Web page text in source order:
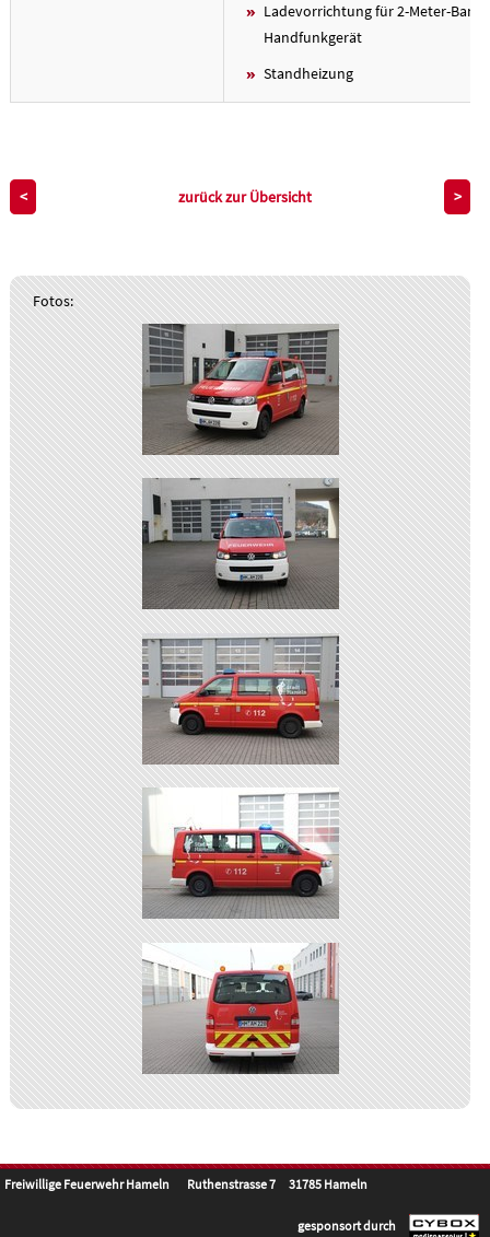
Ladevorrichtung für 2-Meter-Band-
Handfunkgerät
Standheizung
< zurück zur Übersicht >
Fotos:
Freiwillige Feuerwehr Hameln Ruthenstrasse 7 31785 Hameln
gesponsort durch